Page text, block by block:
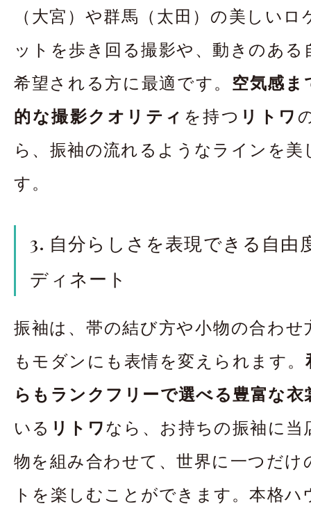
（大宮）や群馬（太田）の美しい
ットを歩き回る撮影や、動きのあ
希望される方に最適です。 空気感ま
的な撮影クオリティ を持つ リトワ
ら、振袖の流れるようなラインを
す。
3. 自分らしさを表現できる自由
ディネート
振袖は、帯の結び方や小物の合わせ
もモダンにも表情を変えられます。
らもランクフリーで選べる豊富な衣
いる リトワなら、お持ちの振袖に
物を組み合わせて、世界に一つだけ
トを楽しむことができます。本格